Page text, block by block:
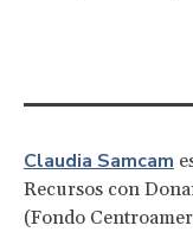
Claudia Samcam
Recursos con
(Fondo